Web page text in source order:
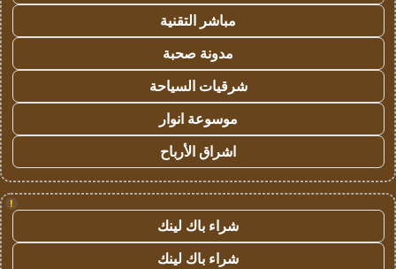
مباشر التقنية
مدونة صحبة
شرقيات السياحة
موسوعة انوار
اشراق الأرباح
!
شراء باك لينك
شراء باك لينك